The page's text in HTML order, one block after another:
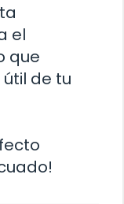
el
que
de tu